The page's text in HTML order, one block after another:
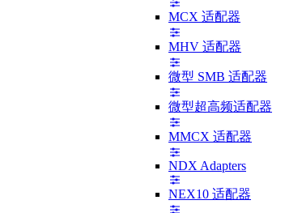
MCX 适配器
MHV 适配器
微型 SMB 适配器
微型超高频适配器
MMCX 适配器
NDX Adapters
NEX10 适配器